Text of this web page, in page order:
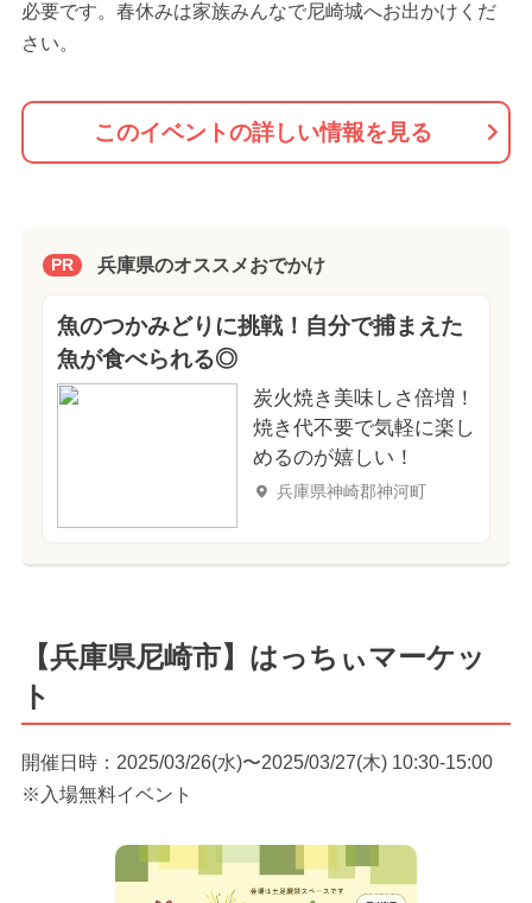
必要です。春休みは家族みんなで尼崎城へお出かけくだ
さい。
このイベントの詳しい情報を見る
PR 兵庫県のオススメおでかけ
魚のつかみどりに挑戦！自分で捕まえた
魚が食べられる◎
炭火焼き美味しさ倍増！
焼き代不要で気軽に楽し
めるのが嬉しい！
兵庫県神崎郡神河町
【兵庫県尼崎市】はっちぃマーケッ
ト
開催日時：2025/03/26(水)〜2025/03/27(木) 10:30-15:00
※入場無料イベント